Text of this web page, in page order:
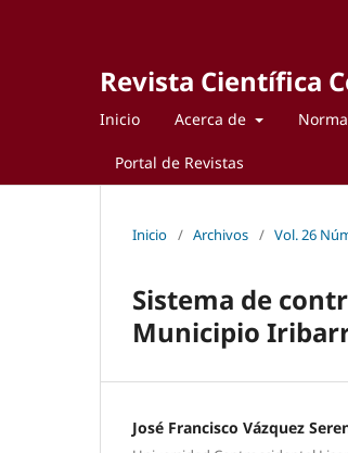
Revista Científica
Inicio Acerca de
Portal de Revistas
Inicio / Archivos / Vol. 26
Sistema de
Municipio
José Francisco Vázquez